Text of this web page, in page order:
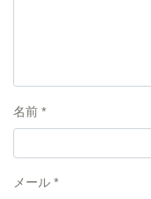
名前 *
メール *